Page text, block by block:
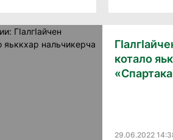
котало
29.06.2022